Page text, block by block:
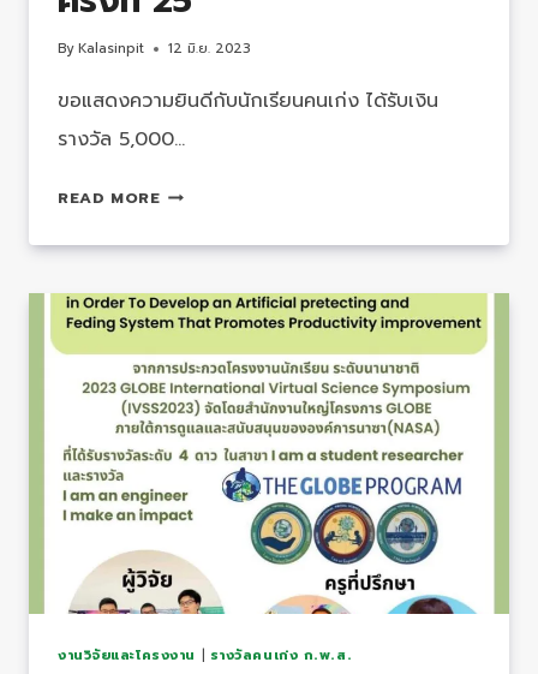
ByKalasinpit 12 มิ.ย. 2023
ขอแสดงความยินดีกับนักเรียนคนเก่ง ได้รับเงิน
รางวัล 5,000…
READ MOREรางวัล
เทคโนโลยี
นวัตกรรม
แก้
ปัญหา
ท้อง
ถิ่น
ใน
การ
ประกวด
โครงการ
ของ
งานวิจัยและโครงงาน | รางวัลคนเก่ง ก.พ.ส.